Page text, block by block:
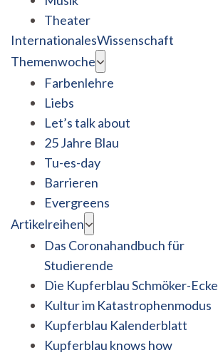
Theater
InternationalesWissenschaft
Themenwoche
Farbenlehre
Liebs
Let’s talk about
25 Jahre Blau
Tu-es-day
Barrieren
Evergreens
Artikelreihen
Das Coronahandbuch für
Studierende
Die Kupferblau Schmöker-Ecke
Kultur im Katastrophenmodus
Kupferblau Kalenderblatt
Kupferblau knows how